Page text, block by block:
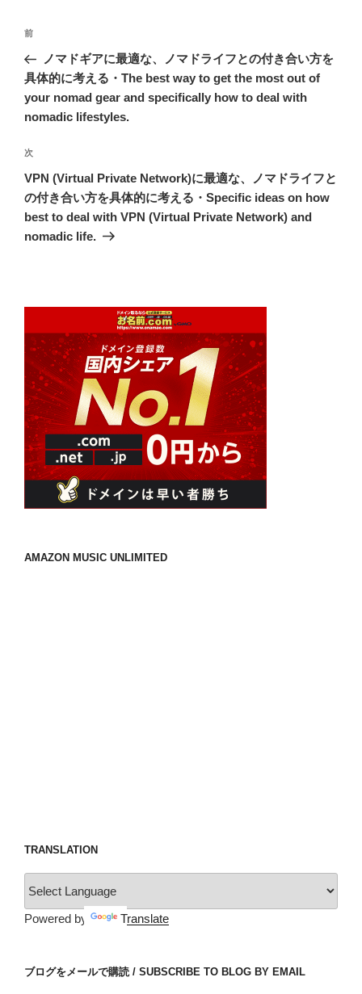
投
ナ
ビ
ゲ
シ
ョ
ン
前
の
投
稿
前
ノマドギアに最適な、ノマドライフとの付き合い方を
具体的に考える・The best way to get the most out of
your nomad gear and specifically how to deal with
nomadic lifestyles.
次
の
投
稿
次
VPN (Virtual Private Network)に最適な、ノマドライフと
の付き合い方を具体的に考える・Specific ideas on how
best to deal with VPN (Virtual Private Network) and
nomadic life.
AMAZON MUSIC UNLIMITED
TRANSLATION
Powered by Translate
ブログをメールで購読 / SUBSCRIBE TO BLOG BY EMAIL